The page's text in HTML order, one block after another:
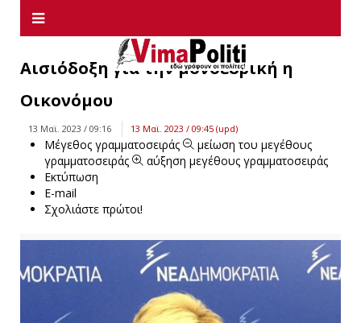
Αισιόδοξη για την μονοεδρική η
Οικονόμου
13 Μαϊ. 2023 / 09:16 13 Μαϊ. 2023 / 09:45 (upd)
Μέγεθος γραμματοσειράς
μείωση του μεγέθους
γραμματοσειράς
αύξηση μεγέθους γραμματοσειράς
Εκτύπωση
E-mail
Σχολιάστε πρώτοι!